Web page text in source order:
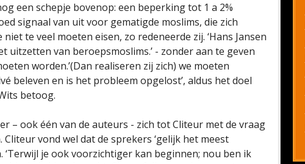
een schepje bovenop: een beperking tot 1 a 2%
signaal van uit voor gematigde moslims, die zich
te veel moeten eisen, zo redeneerde zij. ‘Hans Jansen
uitzetten van beroepsmoslims.’ - zonder aan te geven
worden.’(Dan realiseren zij zich) we moeten
beleven en is het probleem opgelost’, aldus het doel
betoog.
– ook één van de auteurs - zich tot Cliteur met de vraag
vond wel dat de sprekers ‘gelijk het meest
je ook voorzichtiger kan beginnen; nou ben ik